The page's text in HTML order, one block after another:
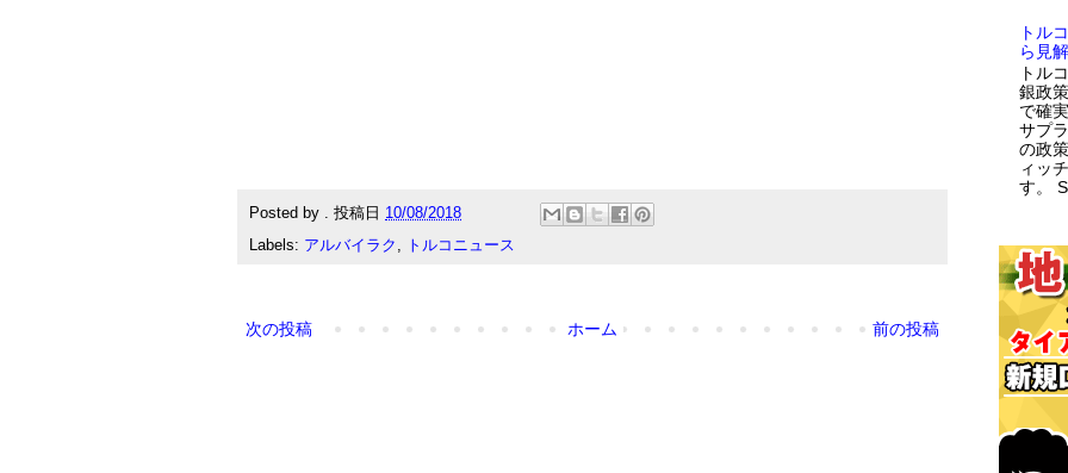
Posted by . 投稿日 10/08/2018
Labels: アルバイラク , トルコニュース
次の投稿 前の投稿
ホーム
トル
ら見
トル
銀政
で確
サプ
の政
ィッ
す。